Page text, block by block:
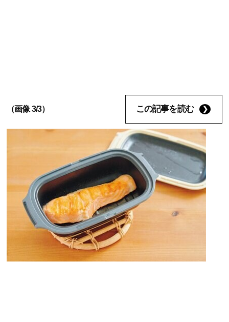
（画像 3/3） この記事を読む